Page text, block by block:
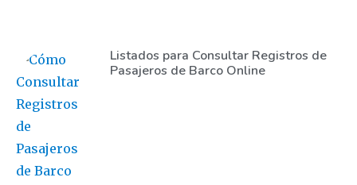
Listados para Consultar Registros de
Pasajeros de Barco Online